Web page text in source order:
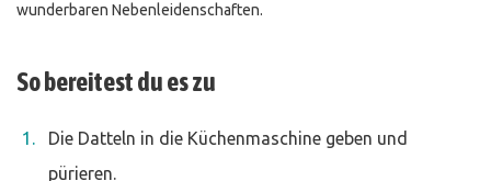
wunderbaren Nebenleidenschaften.
So bereitest du es zu
Die Datteln in die Küchenmaschine geben und
pürieren.